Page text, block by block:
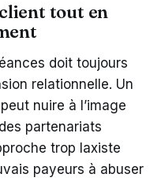
tout en
doit toujours
relationnelle. Un
nuire à l’image
partenariats
trop laxiste
payeurs à abuser